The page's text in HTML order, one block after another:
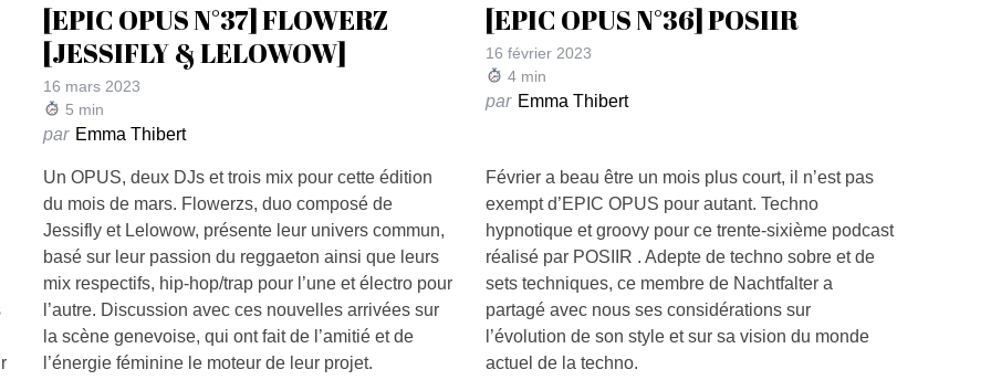
[EPIC OPUS N°37] FLOWERZ
[JESSIFLY & LELOWOW]
16 mars 2023
5 min
par Emma Thibert
Un OPUS, deux DJs et trois mix pour cette édition
du mois de mars. Flowerzs, duo composé de
Jessifly et Lelowow, présente leur univers commun,
basé sur leur passion du reggaeton ainsi que leurs
mix respectifs, hip-hop/trap pour l’une et électro pour
l’autre. Discussion avec ces nouvelles arrivées sur
la scène genevoise, qui ont fait de l’amitié et de
l’énergie féminine le moteur de leur projet.
[EPIC OPUS N°36] POSIIR
16 février 2023
4 min
par Emma Thibert
Février a beau être un mois plus court, il n’est pas
exempt d’EPIC OPUS pour autant. Techno
hypnotique et groovy pour ce trente-sixième podcast
réalisé par POSIIR . Adepte de techno sobre et de
sets techniques, ce membre de Nachtfalter a
partagé avec nous ses considérations sur
l’évolution de son style et sur sa vision du monde
actuel de la techno.